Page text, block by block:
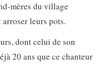
mères du village
arroser leurs pots.
dont celui de son
20 ans que ce chanteur